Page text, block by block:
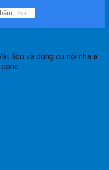
liệu và dụng cụ nội nha »